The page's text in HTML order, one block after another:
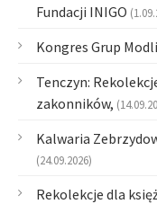
Fundacji INIGO
Kongres Grup
Tenczyn:
zakonników,
Kalwaria
(24.09.2026)
Rekolekcje dla